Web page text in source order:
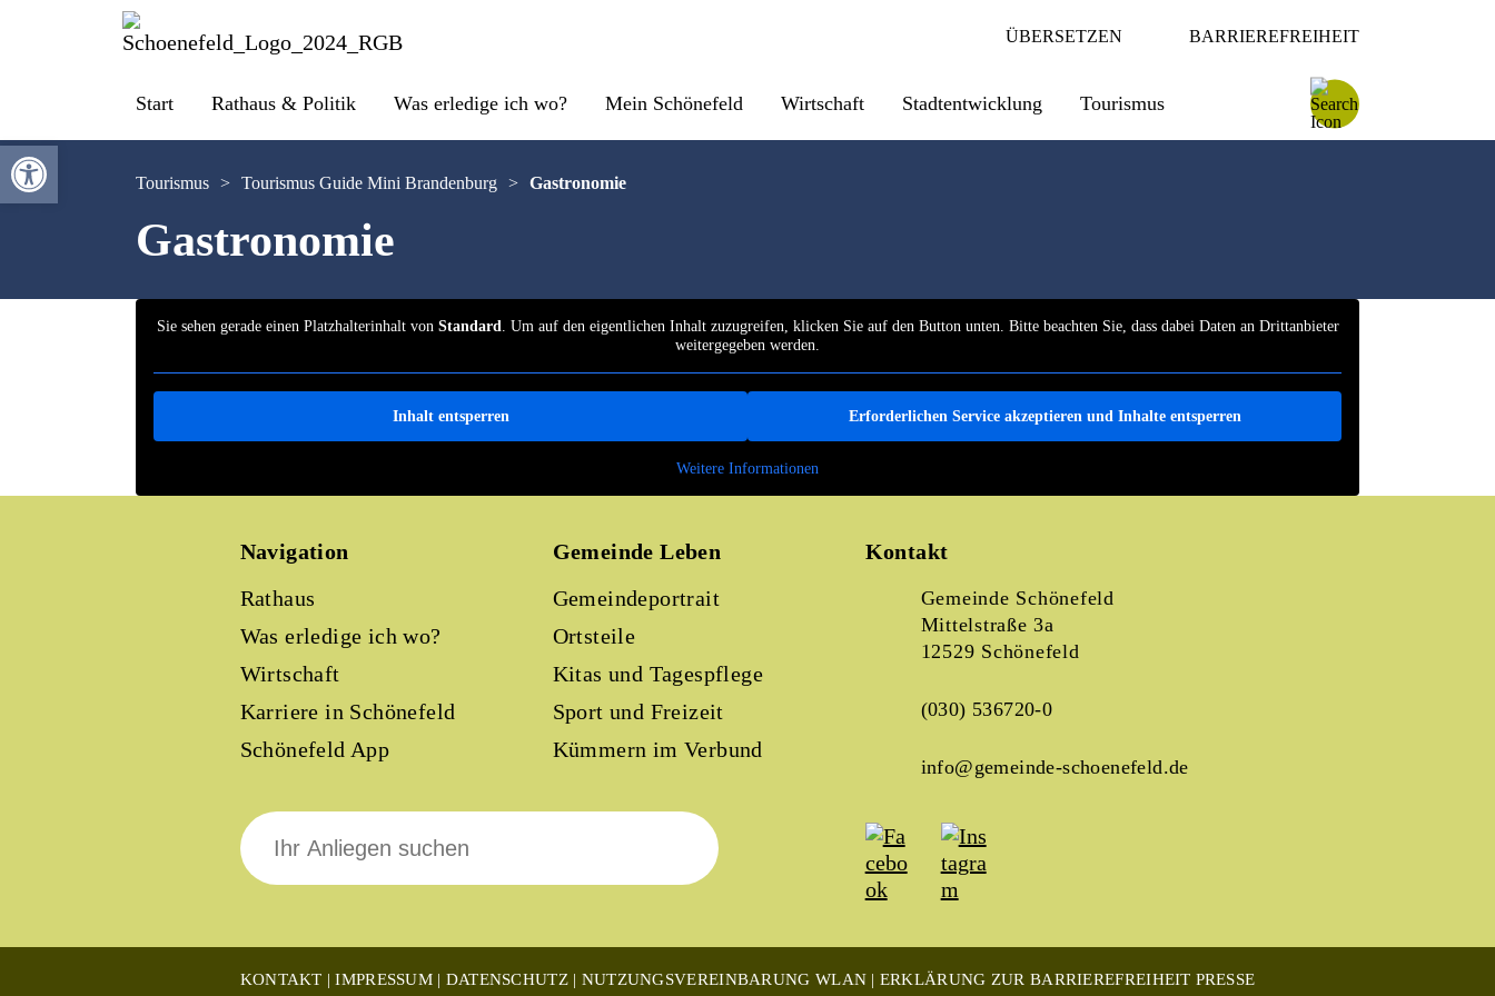
Werkzeugleiste öffnen
ÜBERSETZEN BARRIEREFREIHEIT
Start Rathaus & Politik Was erledige ich wo? Mein Schönefeld Wirtschaft Stadtentwicklung Tourismus
Tourismus > Tourismus Guide Mini Brandenburg > Gastronomie
Gastronomie
Sie sehen gerade einen Platzhalterinhalt von Standard. Um auf den eigentlichen Inhalt zuzugreifen, klicken Sie auf den Button unten. Bitte beachten Sie, dass dabei Daten an Drittanbieter
weitergegeben werden.
Inhalt entsperren Erforderlichen Service akzeptieren und Inhalte entsperren
Weitere Informationen
Navigation
Rathaus
Was erledige ich wo?
Wirtschaft
Karriere in Schönefeld
Schönefeld App
Gemeinde Leben
Gemeindeportrait
Ortsteile
Kitas und Tagespflege
Sport und Freizeit
Kümmern im Verbund
Kontakt
Gemeinde Schönefeld
Mittelstraße 3a
12529 Schönefeld
(030) 536720-0
info@gemeinde-schoenefeld.de
Suche
nach:
KONTAKT IMPRESSUM DATENSCHUTZ NUTZUNGSVEREINBARUNG WLAN ERKLÄRUNG ZUR BARRIEREFREIHEIT PRESSE